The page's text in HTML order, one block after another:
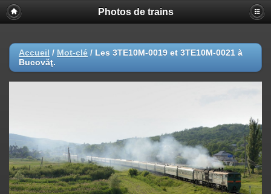
Photos de trains
Accueil / Mot-clé / Les 3TE10M-0019 et 3TE10M-0021 à
Bucovăţ.